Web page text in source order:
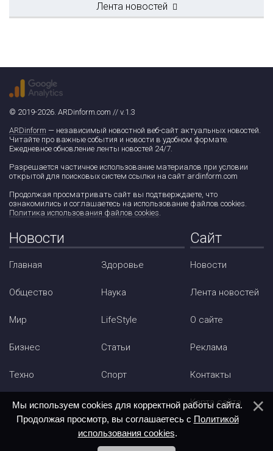
Лента новостей
© 2019-2026. ARDinform.com // v.1.3
ARDinform — независимый новостной веб-сайт актуальных новостей.
Читайте про важные события и новости в удобном формате.
Ежедневное обновление ленты новостей 24/7.
Разрешается частичное использование материалов при условии
открытой для поисковых систем ссылки на сайт ardinform.com
Продолжая просматривать сайт вы подтверждаете, что
ознакомились и соглашаетесь на использование файлов cookies.
Политика использования файлов cookies.
Новости
Главная
Общество
Мир
Бизнес
Техно
Здоровье
Наука
LifeStyle
Статьи
Спорт
Сайт
Новости
Лента новостей
О сайте
Реклама
Контакты
Карта сайта
Мы используем cookies для корректной работы сайта.
Продолжая просмотр, вы соглашаетесь с Политикой
использования cookies.